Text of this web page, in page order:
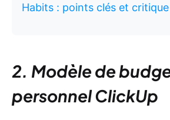
Habits : points clés et critique
2. Modèle de
personnel ClickUp